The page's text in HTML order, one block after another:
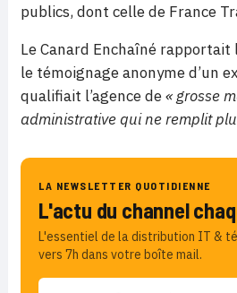
publics, dont celle de France
Le Canard Enchaîné rapportait
le témoignage anonyme d’un
qualifiait l’agence de« grosse
administrative qui ne remplit
LA NEWSLETTER QUOTIDIENNE
L'actu du channel
L'essentiel de la distribution IT &
vers 7h dans votre boîte mail.